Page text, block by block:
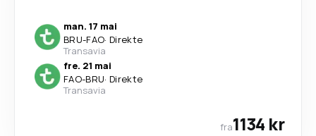
man. 17 mai
BRU-FAO· Direkte
Transavia
fre. 21 mai
FAO-BRU· Direkte
Transavia
fra1134 kr